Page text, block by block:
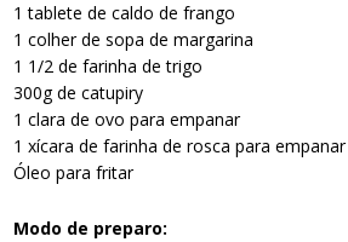
1 tablete de caldo de frango
1 colher de sopa de margarina
1 1/2 de farinha de trigo
300g de catupiry
1 clara de ovo para empanar
1 xícara de farinha de rosca para empanar
Óleo para fritar
Modo de preparo: